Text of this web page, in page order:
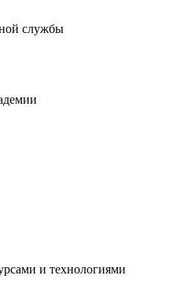
службы
и технологиями